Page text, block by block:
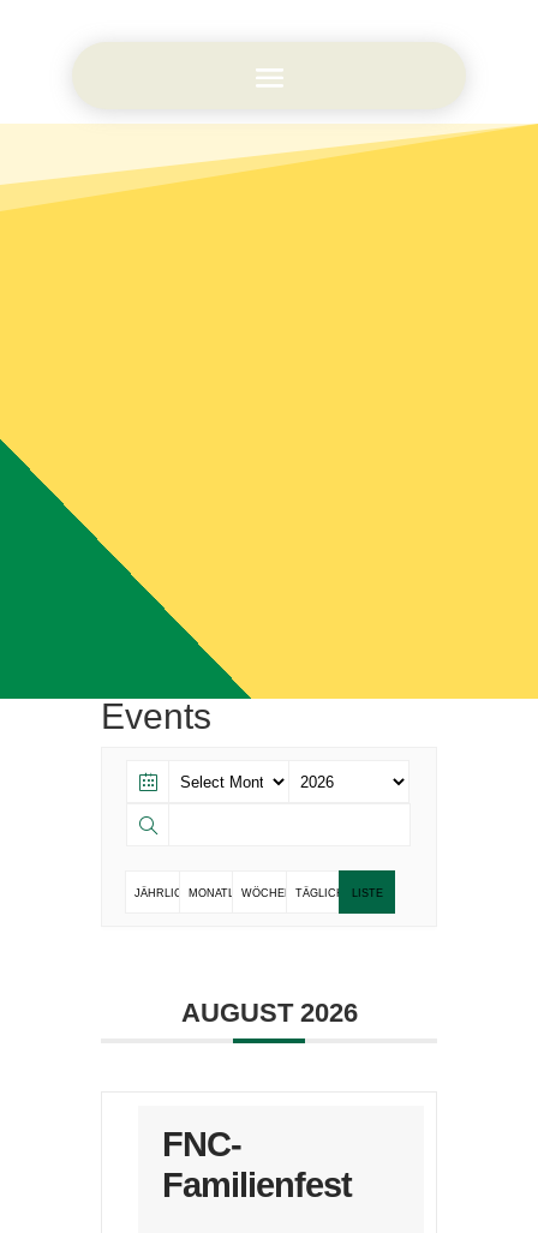
Events
JÄHRLICHMONATLICHWÖCHENTLICH
TÄGLICH LISTE
AUGUST 2026
FNC-
Familienfest